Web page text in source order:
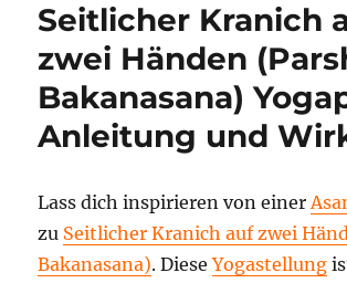
Seitlicher Kranich
zwei Händen
Bakanasana)
Anleitung und
Lass dich inspirieren von einer
zu Seitlicher Kranich auf zwei
Bakanasana). DieseYogastellung